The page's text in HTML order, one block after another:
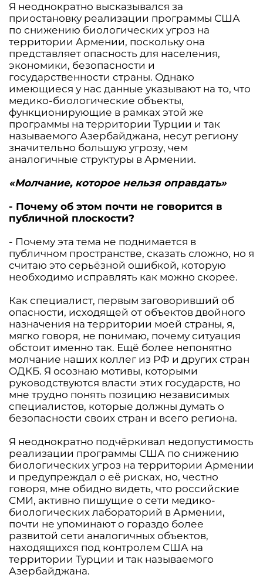
Я неоднократно высказывался за
приостановку реализации программы США
по снижению биологических угроз на
территории Армении, поскольку она
представляет опасность для населения,
экономики, безопасности и
государственности страны. Однако
имеющиеся у нас данные указывают на то, что
медико-биологические объекты,
функционирующие в рамках этой же
программы на территории Турции и так
называемого Азербайджана, несут региону
значительно большую угрозу, чем
аналогичные структуры в Армении.
«Молчание, которое нельзя оправдать»
- Почему об этом почти не говорится в
публичной плоскости?
- Почему эта тема не поднимается в
публичном пространстве, сказать сложно, но я
считаю это серьёзной ошибкой, которую
необходимо исправлять как можно скорее.
Как специалист, первым заговоривший об
опасности, исходящей от объектов двойного
назначения на территории моей страны, я,
мягко говоря, не понимаю, почему ситуация
обстоит именно так. Ещё более непонятно
молчание наших коллег из РФ и других стран
ОДКБ. Я осознаю мотивы, которыми
руководствуются власти этих государств, но
мне трудно понять позицию независимых
специалистов, которые должны думать о
безопасности своих стран и всего региона.
Я неоднократно подчёркивал недопустимость
реализации программы США по снижению
биологических угроз на территории Армении
и предупреждал о её рисках, но, честно
говоря, мне обидно видеть, что российские
СМИ, активно пишущие о сети медико-
биологических лабораторий в Армении,
почти не упоминают о гораздо более
развитой сети аналогичных объектов,
находящихся под контролем США на
территории Турции и так называемого
Азербайджана.